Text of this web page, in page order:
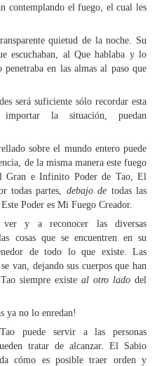
contemplando el fuego, el cual les
quietud de la noche. Su
escuchaban, al Que hablaba y lo
en las almas al paso que
será suficiente sólo recordar esta
la situación, puedan
sobre el mundo entero puede
de la misma manera este fuego
Gran e Infinito Poder de Tao, El
todas partes, debajo de todas las
Poder es Mi Fuego Creador.
ver y a reconocer las diversas
cosas que se encuentren en su
de todo lo que existe. Las
van, dejando sus cuerpos que han
siempre existe al otro lado del
ya no lo enredan!
puede servir a las personas
tratar de alcanzar. El Sabio
cómo es posible traer orden y